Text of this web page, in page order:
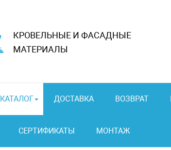
КРОВЕЛЬНЫЕ И ФАСАДНЫЕ
МАТЕРИАЛЫ
КАТАЛОГ ДОСТАВКА ВОЗВРАТ
СЕРТИФИКАТЫ МОНТАЖ